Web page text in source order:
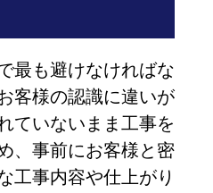
最も避けなければな
客様の認識に違いが
ていないまま工事を
、事前にお客様と密
工事内容や仕上がり